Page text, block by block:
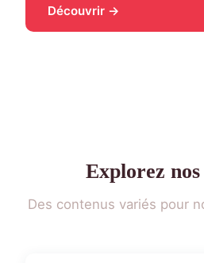
Découvrir →
Explorez
Des contenus variés pour